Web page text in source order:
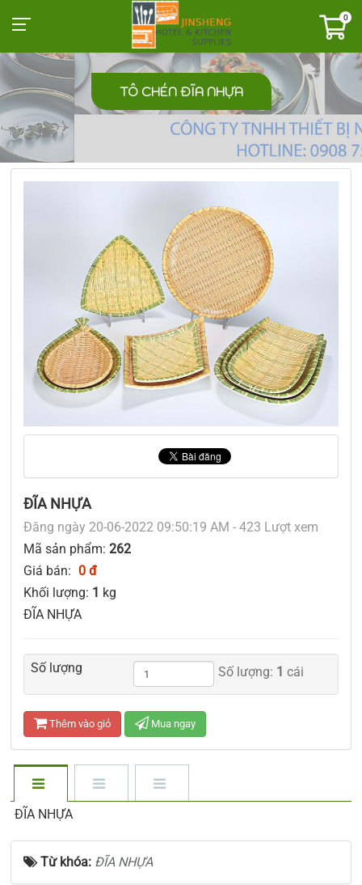
0
TÔ CHÉN ĐĨA NHỰA
ĐĨA NHỰA
Đăng ngày 20-06-2022 09:50:19 AM - 423 Lượt xem
Mã sản phẩm: 262
Giá bán: 0 đ
Khối lượng: 1 kg
ĐĨA NHỰA
Số lượng Số lượng: 1 cái
Thêm vào giỏ Mua ngay
ĐĨA NHỰA
Từ khóa: ĐĨA NHỰA